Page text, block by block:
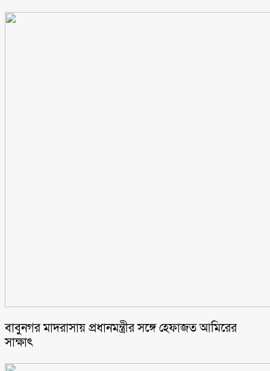
বাবুনগর মাদরাসায় প্রধানমন্ত্রীর সঙ্গে হেফাজত আমিরের
সাক্ষাৎ